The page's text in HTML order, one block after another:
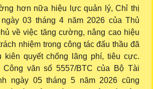
hơn nữa hiệu lực quản lý, Chỉ thị
03 tháng 4 năm 2026 của Thủ
về việc tăng cường, nâng cao hiệu
nhiệm trong công tác đấu thầu đã
kiên quyết chống lãng phí, tiêu cực.
Công văn số 5557/BTC của Bộ Tài
ngày 05 tháng 5 năm 2026 cũng